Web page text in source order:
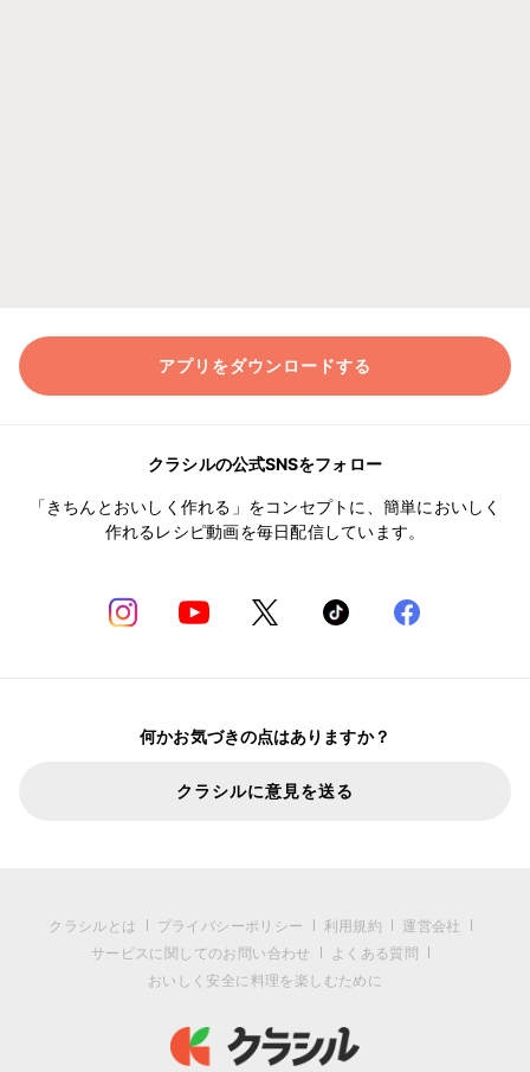
アプリをダウンロードする
クラシルの公式SNSをフォロー
「きちんとおいしく作れる」をコンセプトに、簡単においしく
作れるレシピ動画を毎日配信しています。
何かお気づきの点はありますか？
クラシルに意見を送る
クラシルとは プライバシーポリシー 利用規約
運営会社
サービスに関してのお問い合わせ
よくある質問
おいしく安全に料理を楽しむために